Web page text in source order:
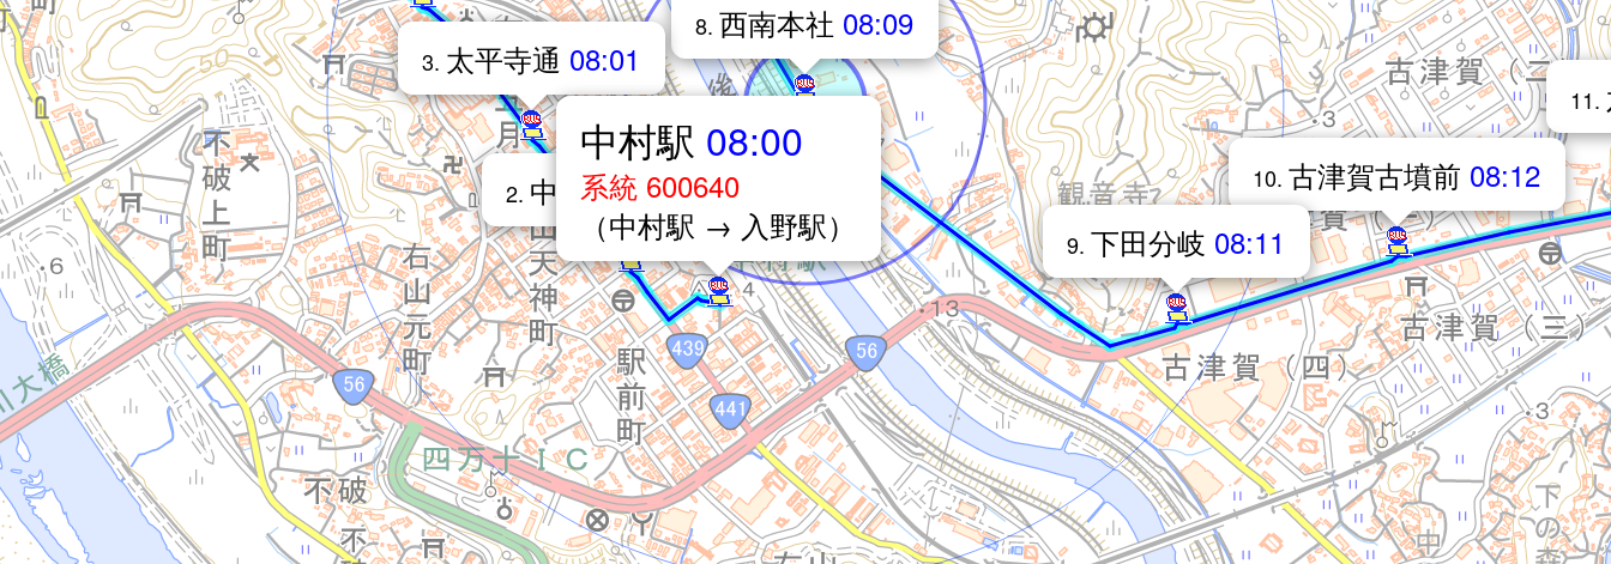
11.
10. 古津賀古墳前 08:12
9. 下田分岐 08:11
8. 西南本社 08:09
3. 太平寺通 08:01
2. 中村駅前通08:01
中村駅 08:00
系統 600640
（中村駅 → 入野駅）